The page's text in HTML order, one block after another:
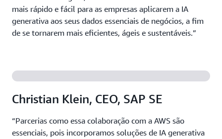
mais rápido e fácil para as empresas aplicarem a IA
generativa aos seus dados essenciais de negócios, a fim
de se tornarem mais eficientes, ágeis e sustentáveis.”
Christian Klein, CEO, SAP SE
“Parcerias como essa colaboração com a AWS são
essenciais, pois incorporamos soluções de IA generativa